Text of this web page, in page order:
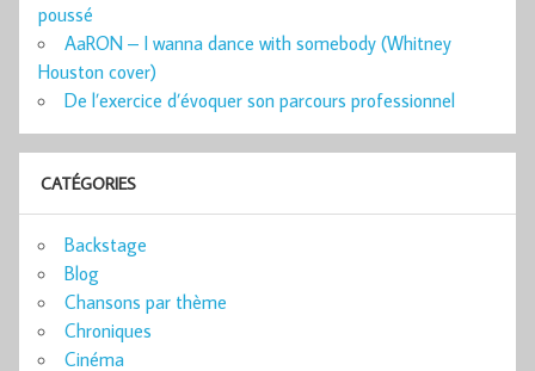
poussé
AaRON – I wanna dance with somebody (Whitney
Houston cover)
De l’exercice d’évoquer son parcours professionnel
CATÉGORIES
Backstage
Blog
Chansons par thème
Chroniques
Cinéma